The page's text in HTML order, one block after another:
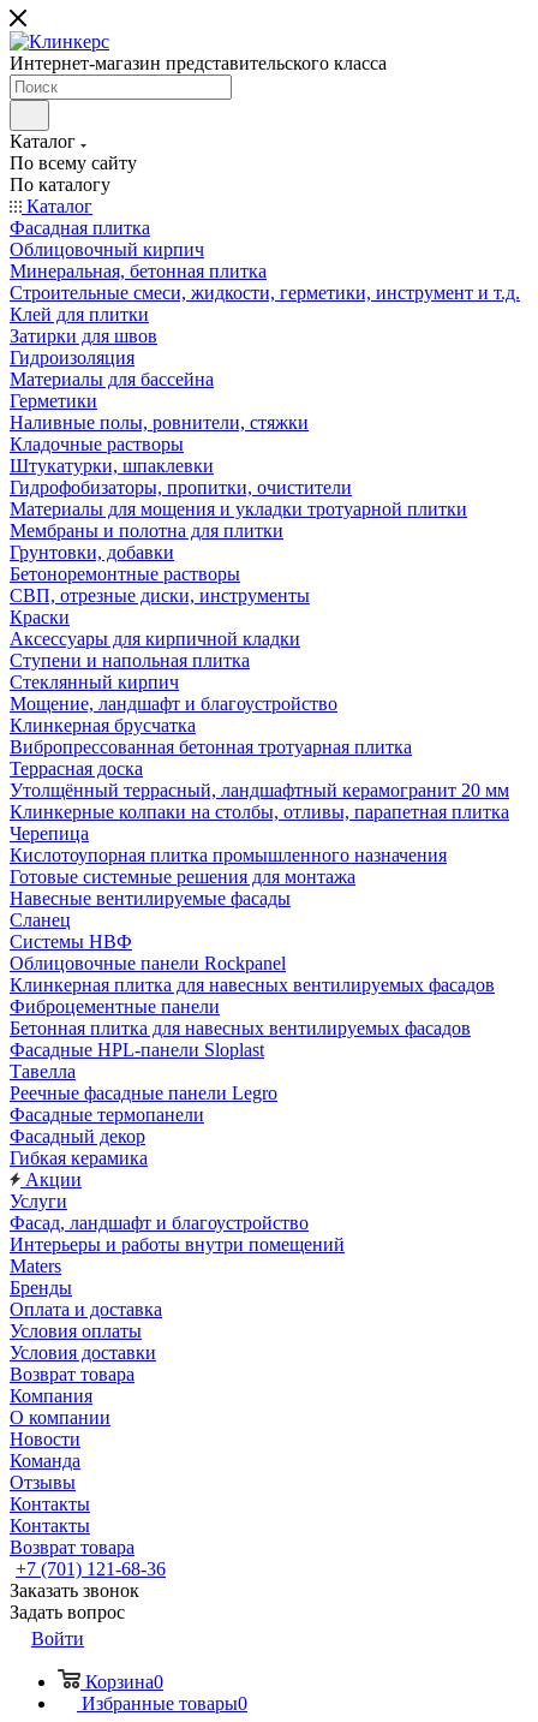
Интернет-магазин представительского класса
Каталог
По всему сайту
По каталогу
Каталог
Фасадная плитка
Облицовочный кирпич
Минеральная, бетонная плитка
Строительные смеси, жидкости, герметики, инструмент и т.д.
Клей для плитки
Затирки для швов
Гидроизоляция
Материалы для бассейна
Герметики
Наливные полы, ровнители, стяжки
Кладочные растворы
Штукатурки, шпаклевки
Гидрофобизаторы, пропитки, очистители
Материалы для мощения и укладки тротуарной плитки
Мембраны и полотна для плитки
Грунтовки, добавки
Бетоноремонтные растворы
СВП, отрезные диски, инструменты
Краски
Аксессуары для кирпичной кладки
Ступени и напольная плитка
Cтеклянный кирпич
Мощение, ландшафт и благоустройство
Клинкерная брусчатка
Вибропрессованная бетонная тротуарная плитка
Террасная доска
Утолщённый террасный, ландшафтный керамогранит 20 мм
Клинкерные колпаки на столбы, отливы, парапетная плитка
Черепица
Кислотоупорная плитка промышленного назначения
Готовые системные решения для монтажа
Навесные вентилируемые фасады
Сланец
Системы НВФ
Облицовочные панели Rockpanel
Клинкерная плитка для навесных вентилируемых фасадов
Фиброцементные панели
Бетонная плитка для навесных вентилируемых фасадов
Фасадные HPL-панели Sloplast
Тавелла
Реечные фасадные панели Legro
Фасадные термопанели
Фасадный декор
Гибкая керамика
Акции
Услуги
Фасад, ландшафт и благоустройство
Интерьеры и работы внутри помещений
Maters
Бренды
Оплата и доставка
Условия оплаты
Условия доставки
Возврат товара
Компания
О компании
Новости
Команда
Отзывы
Контакты
Контакты
Возврат товара
+7 (701) 121-68-36
Заказать звонок
Задать вопрос
Войти
Корзина0
Избранные товары0